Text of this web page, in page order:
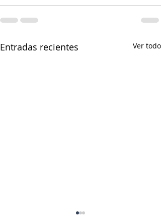
Entradas recientes Ver todo